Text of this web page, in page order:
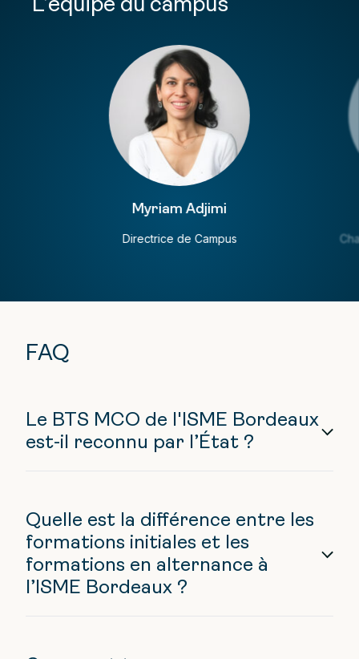
L’équipe du campus
Myriam Adjimi
Directrice de Campus
FAQ
Le BTS MCO de l'ISME Bordeaux
est-il reconnu par l’État ?
Quelle est la différence entre les
formations initiales et les
formations en alternance à
l’ISME Bordeaux ?